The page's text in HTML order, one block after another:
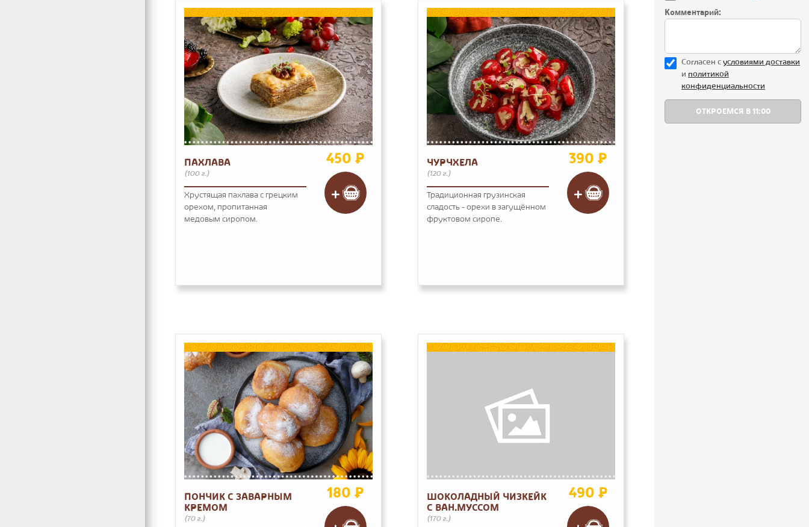
ПАХЛАВА
(100 г.)
Хрустящая пахлава с грецким
орехом, пропитанная
медовым сиропом.
450 ₽ ЧУРЧХЕЛА
(120 г.)
Традиционная грузинская
сладость - орехи в загущённом
фруктовом сиропе.
390 ₽
ПОНЧИК С ЗАВАРНЫМ
КРЕМОМ
(70 г.)
180 ₽
ШОКОЛАДНЫЙ ЧИЗКЕЙК
С ВАН.МУССОМ
(170 г.)
490 ₽
Комментарий:
Согласен с уcловиями доставки
и политикой
конфиденциальности